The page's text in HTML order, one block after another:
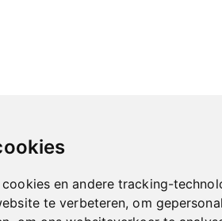
en andere tracking-
te verbeteren, om